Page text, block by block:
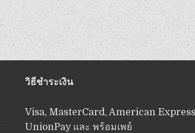
วิธีชำระเงิน
Visa, MasterCard, American
UnionPay และ พร้อมเพย์